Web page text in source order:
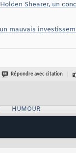
Shearer, un
mauvais
Répondre avec citation
HUMOUR